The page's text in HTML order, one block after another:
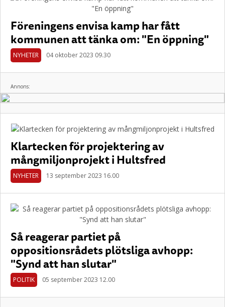
Föreningens envisa kamp har fått
kommunen att tänka om: "En öppning"
NYHETER 04 oktober 2023 09.30
Annons:
Klartecken för projektering av
mångmiljonprojekt i Hultsfred
NYHETER 13 september 2023 16.00
Så reagerar partiet på
oppositionsrådets plötsliga avhopp:
"Synd att han slutar"
POLITIK 05 september 2023 12.00